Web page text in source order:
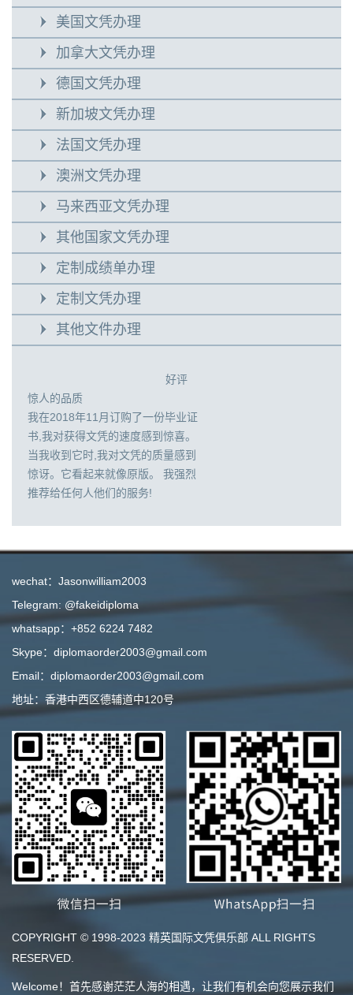
美国文凭办理
加拿大文凭办理
德国文凭办理
新加坡文凭办理
法国文凭办理
澳洲文凭办理
马来西亚文凭办理
其他国家文凭办理
定制成绩单办理
定制文凭办理
其他文件办理
好评
惊人的品质
我在2018年11月订购了一份毕业证
书,我对获得文凭的速度感到惊喜。
当我收到它时,我对文凭的质量感到
惊讶。它看起来就像原版。 我强烈
推荐给任何人他们的服务!
wechat：Jasonwilliam2003
Telegram: @fakeidiploma
whatsapp：+852 6224 7482
Skype：diplomaorder2003@gmail.com
Email：diplomaorder2003@gmail.com
地址：香港中西区德辅道中120号
COPYRIGHT © 1998-2023 精英国际文凭俱乐部 ALL RIGHTS
RESERVED.
Welcome！首先感谢茫茫人海的相遇，让我们有机会向您展示我们